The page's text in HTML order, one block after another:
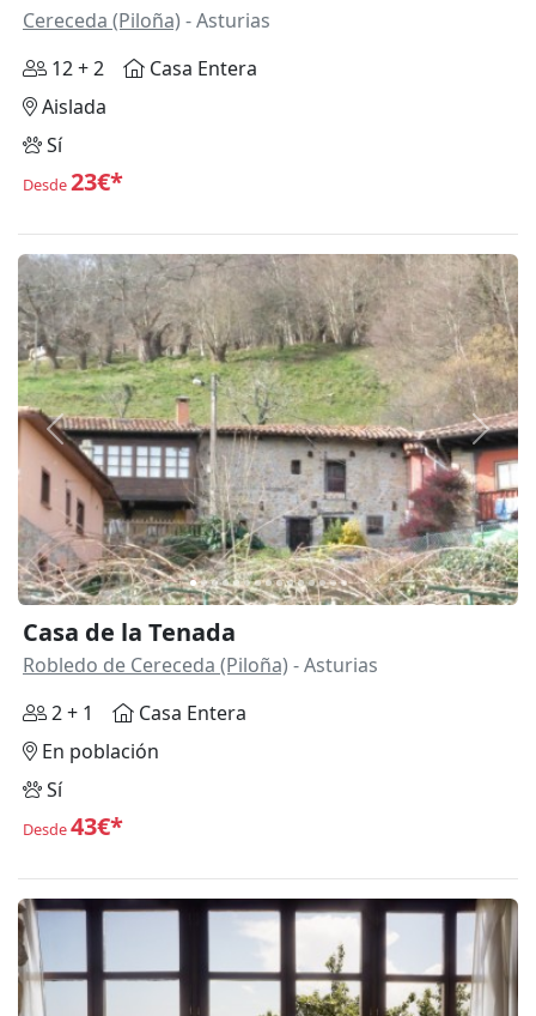
Cereceda (Piloña) - Asturias
12 + 2
Casa Entera
Aislada
Sí
Desde23€*
Anterior
Casa de la Tenada
Robledo de Cereceda (Piloña) - Asturias
2 + 1
Casa Entera
En población
Sí
Desde43€*